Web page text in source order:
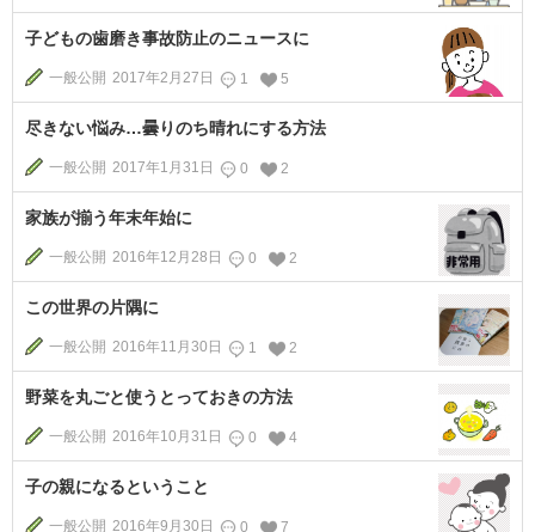
子どもの歯磨き事故防止のニュースに
一般公開 2017年2月27日 1 5
尽きない悩み…曇りのち晴れにする方法
一般公開 2017年1月31日 0 2
家族が揃う年末年始に
一般公開 2016年12月28日 0 2
この世界の片隅に
一般公開 2016年11月30日 1 2
野菜を丸ごと使うとっておきの方法
一般公開 2016年10月31日 0 4
子の親になるということ
一般公開 2016年9月30日 0 7